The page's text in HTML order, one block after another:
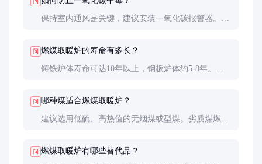
保持室内通风是关键，建议安装一氧化碳报警器。定
问 燃煤取暖炉的寿命有多长？
铸铁炉体寿命可达10年以上，钢板炉体约5-8年。定
问 哪种煤适合燃煤取暖炉？
建议选用低硫、高热值的无烟煤或型煤。劣质煤燃烧
问 燃煤取暖炉有哪些替代品？